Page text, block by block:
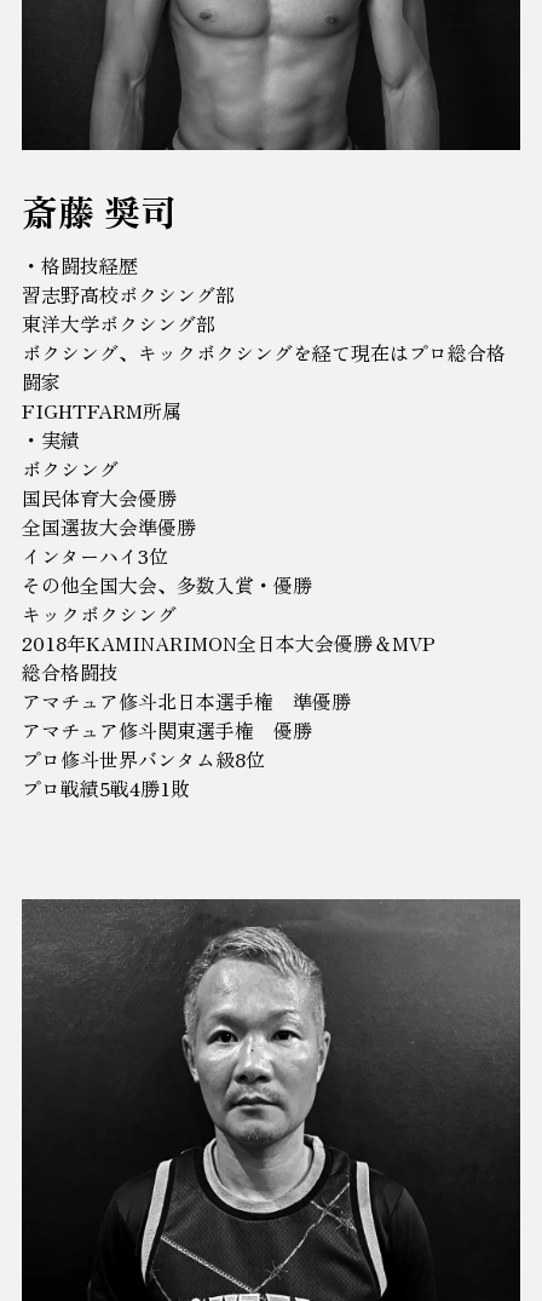
斎藤 奨司
・格闘技経歴
習志野高校ボクシング部
東洋大学ボクシング部
ボクシング、キックボクシングを経て現在はプロ総合格
闘家
FIGHTFARM所属
・実績
ボクシング
国民体育大会優勝
全国選抜大会準優勝
インターハイ3位
その他全国大会、多数入賞・優勝
キックボクシング
2018年KAMINARIMON全日本大会優勝＆MVP
総合格闘技
アマチュア修斗北日本選手権 準優勝
アマチュア修斗関東選手権 優勝
プロ修斗世界バンタム級8位
プロ戦績5戦4勝1敗